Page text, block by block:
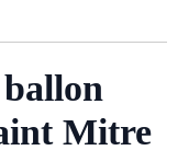
Mitre